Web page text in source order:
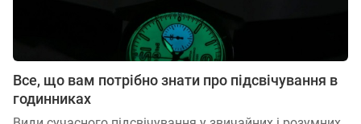
Все, що вам потрібно знати про підсвічування в
годинниках